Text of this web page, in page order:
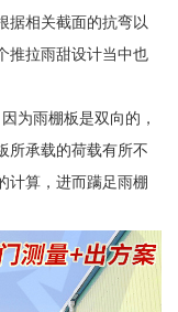
据相关截面的抗弯以
推拉雨甜设计当中也
为雨棚板是双向的，
所承载的荷载有所不
计算，进而蹒足雨棚